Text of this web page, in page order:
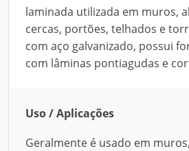
laminada utilizada em muros,
cercas, portões, telhados e
com aço galvanizado, possui
com lâminas pontiagudas e
Uso / Aplicações
Geralmente é usado em